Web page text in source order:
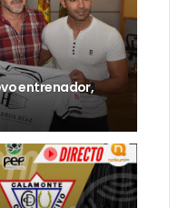
entrenador,